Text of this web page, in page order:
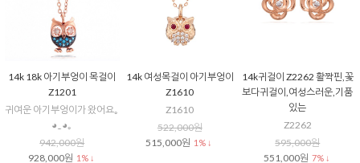
14k 18k 아기부엉이 목걸이
Z1201
귀여운 아기부엉이가 왔어요｡
◕‿◕｡
942,000원
928,000원 1% ↓
14k 여성목걸이 아기부엉이
Z1610
Z1610
522,000원
515,000원 1% ↓
14k귀걸이 Z2262 활짝핀,꽃
보다귀걸이,여성스러운,기품
있는
Z2262
595,000원
551,000원 7% ↓